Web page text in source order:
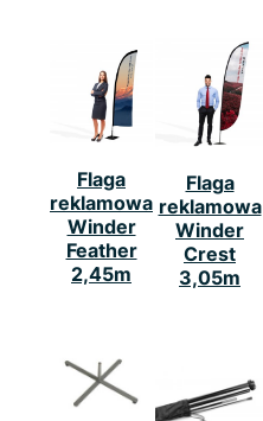
Flaga
reklamowa
Winder
Feather
2,45m
Flaga
reklamowa
Winder
Crest
3,05m